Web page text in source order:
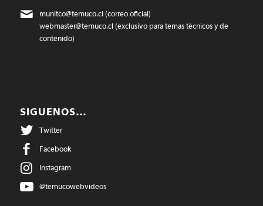
munitco@temuco.cl(correo oficial)
webmaster@temuco.cl(exclusivo para temas técnicos y de
contenido)
SIGUENOS…
Twitter
Facebook
Instagram
@temucowebvideos